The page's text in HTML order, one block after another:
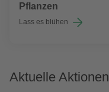
Pflanzen
Lass es blühen
Aktuelle Aktionen